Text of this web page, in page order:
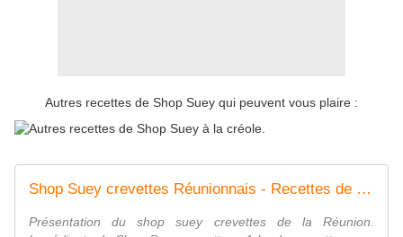
Autres recettes de Shop Suey qui peuvent vous plaire :
Shop Suey crevettes Réunionnais - Recettes de Papounet
Présentation du shop suey crevettes de la Réunion.